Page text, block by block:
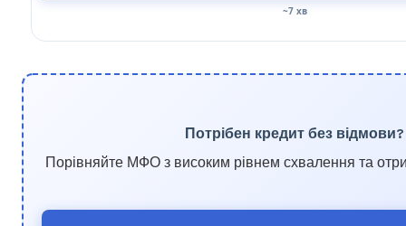
~7 хв
Потрібен кредит без відмови?
Порівняйте МФО з високим рівнем схвалення та